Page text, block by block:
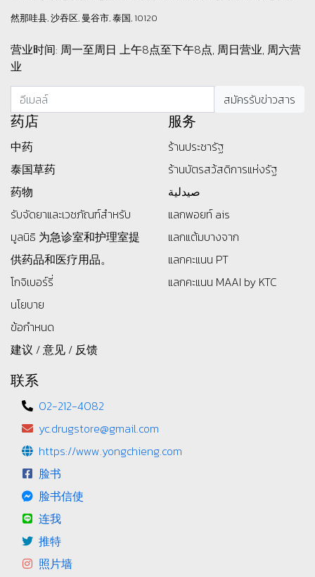
然那哇县, 沙吞区, 曼谷市, 泰国, 10120
营业时间: 周一至周日 上午8点至下午8点, 周日营业, 周六营
业
药店
中药
泰国草药
药物
รับจัดยาและเวชภัณฑ์สำหรับ
มูลนิธิ 为急诊室和护理室提
供药品和医疗用品。
โกจิเบอร์รี่
นโยบาย
ข้อกำหนด
建议 / 意见 / 反馈
服务
ร้านประชารัฐ
ร้านบัตรสว้สดิการแห่งรัฐ
صيدلية
แลกพอยท์ ais
แลกแต้มบางจาก
แลกคะแนน PT
แลกคะแนน MAAI by KTC
联系
02-212-4082
yc.drugstore@gmail.com
https://www.yongchieng.com
脸书
脸书信使
连我
推特
照片墙